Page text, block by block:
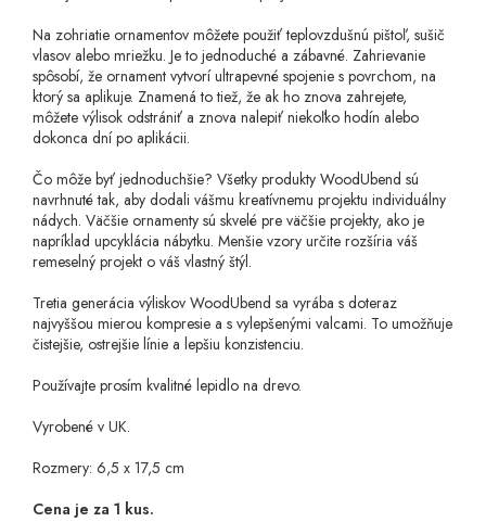
Na zohriatie ornamentov môžete použiť teplovzdušnú pištoľ, sušič
vlasov alebo mriežku. Je to jednoduché a zábavné. Zahrievanie
spôsobí, že ornament vytvorí ultrapevné spojenie s povrchom, na
ktorý sa aplikuje. Znamená to tiež, že ak ho znova zahrejete,
môžete výlisok odstrániť a znova nalepiť niekoľko hodín alebo
dokonca dní po aplikácii.
Čo môže byť jednoduchšie? Všetky produkty WoodUbend sú
navrhnuté tak, aby dodali vášmu kreatívnemu projektu individuálny
nádych. Väčšie ornamenty sú skvelé pre väčšie projekty, ako je
napríklad upcyklácia nábytku. Menšie vzory určite rozšíria váš
remeselný projekt o váš vlastný štýl.
Tretia generácia výliskov WoodUbend sa vyrába s doteraz
najvyššou mierou kompresie a s vylepšenými valcami. To umožňuje
čistejšie, ostrejšie línie a lepšiu konzistenciu.
Používajte prosím kvalitné lepidlo na drevo.
Vyrobené v UK.
Rozmery: 6,5 x 17,5 cm
Cena je za 1 kus.